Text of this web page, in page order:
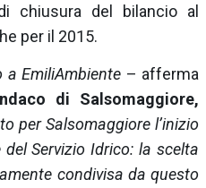
chiusura del bilancio al
per il 2015.
a EmiliAmbiente – afferma
di Salsomaggiore,
per Salsomaggiore l’inizio
Servizio Idrico: la scelta
condivisa da questo